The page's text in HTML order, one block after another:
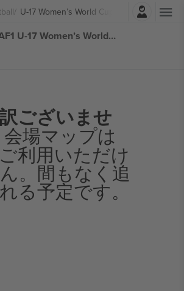
U-17 Women’s World Cup Morocco
ログイン
North Korea vs CAF1 U-17 Women’s World Cup Morocco チケット
ございませ
会場マップは
利用いただけ
。間もなく追
る予定です。